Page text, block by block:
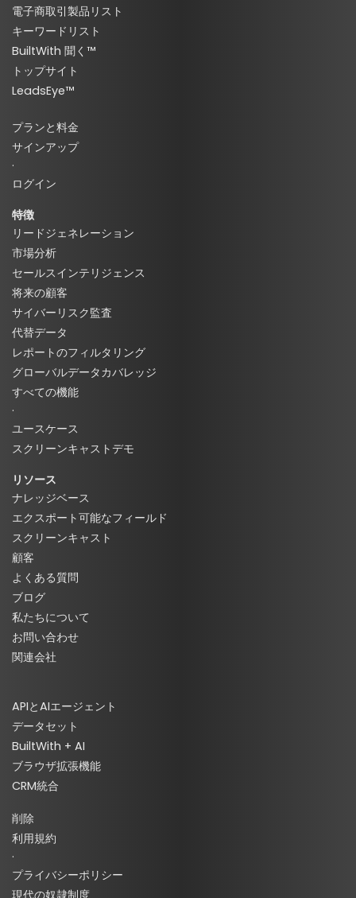
電子商取引製品リスト
キーワードリスト
BuiltWith 聞く™
トップサイト
LeadsEye™
プランと料金
サインアップ
·
ログイン
特徴
リードジェネレーション
市場分析
セールスインテリジェンス
将来の顧客
サイバーリスク監査
代替データ
レポートのフィルタリング
グローバルデータカバレッジ
すべての機能
·
ユースケース
スクリーンキャストデモ
リソース
ナレッジベース
エクスポート可能なフィールド
スクリーンキャスト
顧客
よくある質問
ブログ
私たちについて
お問い合わせ
関連会社
APIとAIエージェント
データセット
BuiltWith + AI
ブラウザ拡張機能
CRM統合
削除
利用規約
·
プライバシーポリシー
現代の奴隷制度